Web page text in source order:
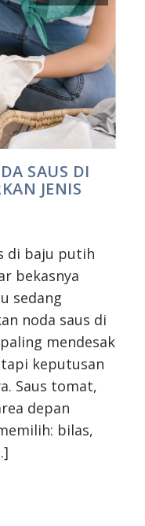
SAUS DI
JENIS
di baju putih
bekasnya
sedang
noda saus di
mendesak
keputusan
Saus tomat,
depan
bilas,